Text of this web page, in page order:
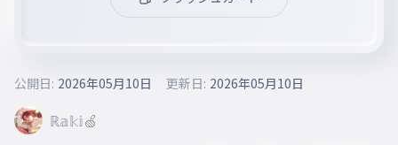
ℝ𝕒𝕜𝕚🍏
公開日: 2026年05月10日 更新日: 2026年05月10日